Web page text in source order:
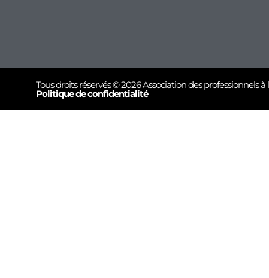
Tous droits réservés © 2026 Association des professionnels
Politique de confidentialité